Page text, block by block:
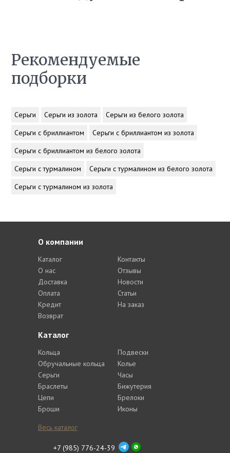
Рекомендуемые
подборки
Серьги Серьги из золота
Серьги из белого золота
Серьги с бриллиантом
Серьги с бриллиантом из золота
Серьги с бриллиантом из белого золота
Серьги с турмалином
Серьги с турмалином из белого золота
Серьги с турмалином из золота
Каталог
Кольца
Обручальные кольца
Серьги
Браслеты
Цепи
Броши
Подвески
Колье
Часы
Бижутерия
Брелоки
Иконы
Весь каталог
О компании
Каталог
О нас
Доставка
Оплата
Кредит
Возврат
Контакты
Отзывы
Новости
Статьи
На заказ
+7 (985) 776-24-39